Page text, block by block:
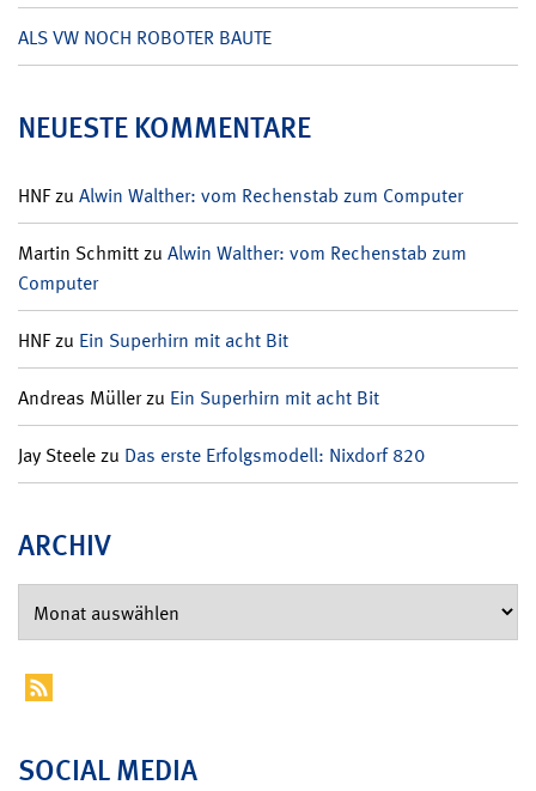
ALS VW NOCH ROBOTER BAUTE
NEUESTE KOMMENTARE
HNFzu Alwin Walther: vom Rechenstab zum Computer
Martin Schmittzu Alwin Walther: vom Rechenstab zum
Computer
HNFzu Ein Superhirn mit acht Bit
Andreas Müllerzu Ein Superhirn mit acht Bit
Jay Steelezu Das erste Erfolgsmodell: Nixdorf 820
ARCHIV
SOCIAL MEDIA